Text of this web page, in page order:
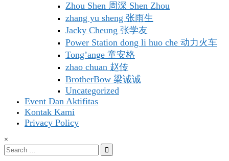
Zhou Shen 周深 Shen Zhou
zhang yu sheng 张雨生
Jacky Cheung 张学友
Power Station dong li huo che 动力火车
Tong’ange 童安格
zhao chuan 赵传
BrotherBow 梁诚诚
Uncategorized
Event Dan Aktifitas
Kontak Kami
Privacy Policy
×
Search
for: